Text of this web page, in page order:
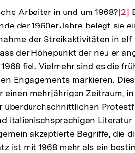
Arbeiter in und um 1968?Zur
der
[2]
der 1960er Jahre belegt sie
der Streikaktivitäten in
der Höhepunkt der neu
fiel. Vielmehr sind es die
Engagements markieren.
einen mehrjährigen Zeitraum,
überdurchschnittlichen
italienischsprachigen
akzeptierte Begriffe, die
ist mit 1968 mehr als ein